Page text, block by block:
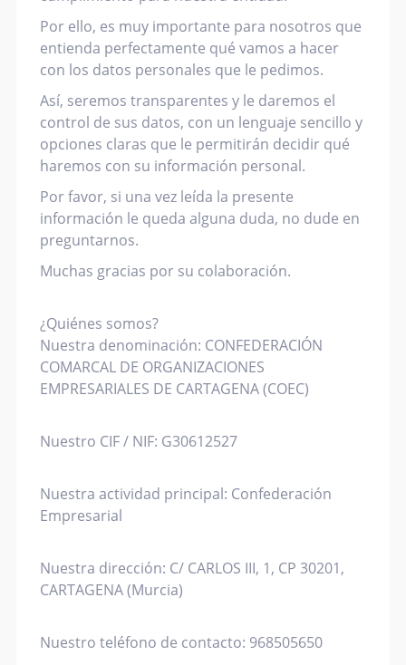
Por ello, es muy importante para nosotros que
entienda perfectamente qué vamos a hacer
con los datos personales que le pedimos.
Así, seremos transparentes y le daremos el
control de sus datos, con un lenguaje sencillo y
opciones claras que le permitirán decidir qué
haremos con su información personal.
Por favor, si una vez leída la presente
información le queda alguna duda, no dude en
preguntarnos.
Muchas gracias por su colaboración.
¿Quiénes somos?
Nuestra denominación: CONFEDERACIÓN
COMARCAL DE ORGANIZACIONES
EMPRESARIALES DE CARTAGENA (COEC)
Nuestro CIF / NIF: G30612527
Nuestra actividad principal: Confederación
Empresarial
Nuestra dirección: C/ CARLOS III, 1, CP 30201,
CARTAGENA (Murcia)
Nuestro teléfono de contacto: 968505650